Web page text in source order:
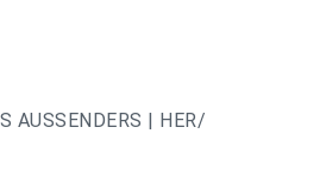
AUSSENDERS | HER/